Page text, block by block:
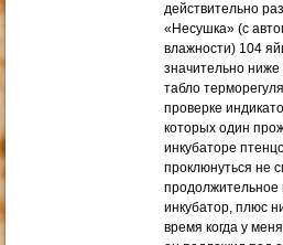
действительно
«Несушка» (с
влажности) 104
значительно
табло
проверке
которых один
инкубаторе
проклюнуться не
продолжительное
инкубатор, плюс
время когда у